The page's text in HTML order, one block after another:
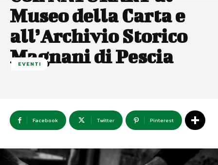
Museo della Carta e
all’Archivio Storico
Magnani di Pescia
EVENTI
Facebook Twitter Pinterest